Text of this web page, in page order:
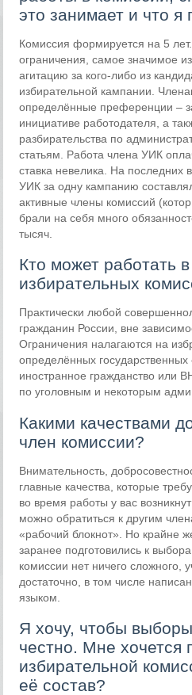
это занимает и что я
Комиссия формируется на 5
ограничения, самое значимое
агитацию за кого-либо из
избирательной кампании.
определённые преференции –
инициативе работодателя, а
разбирательства по
статьям. Работа члена УИК
ставка невелика. На последних
УИК за одну кампанию
активные члены комиссий
брали на себя много
тысяч.
Кто может работать
избирательных
Практически любой
гражданин России, вне
Ограничения налагаются на
определённых
иностранное гражданство или
по уголовным и некоторым
Какими качествами
член комиссии?
Внимательность,
главные качества, которые
во время работы у вас
можно обратиться к другим
«рабочий блокнот». Но крайне
заранее подготовились к
комиссии нет ничего сложного,
достаточно, в том числе
языком.
Я хочу, чтобы
честно. Мне хочется
избирательной
её состав?